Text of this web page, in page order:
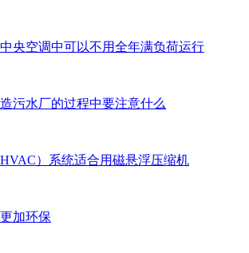
央空调中可以不用全年满负荷运行
污水厂的过程中要注意什么
）系统适合用磁悬浮压缩机
加环保